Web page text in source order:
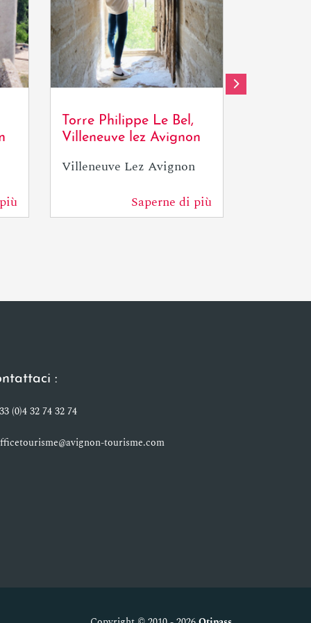
Tourisme
Torre Philippe Le Bel,
Villeneuve lez Avignon
Villeneuve Lez Avignon
Saperne di più
:
(0)4 32 74 32 74
tourisme.com